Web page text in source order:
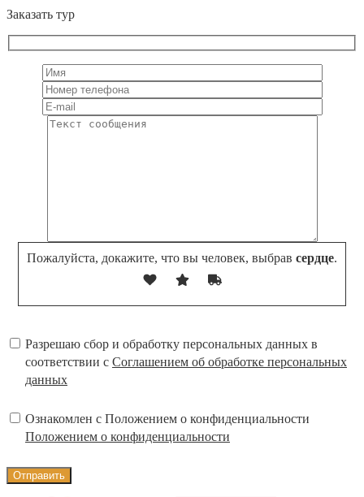
Заказать тур
Пожалуйста, докажите, что вы человек, выбрав сердце.
Разрешаю сбор и обработку персональных данных в
соответствии с Соглашением об обработке персональных
данных
Ознакомлен с Положением о конфиденциальности
Положением о конфиденциальности